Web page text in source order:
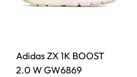
Adidas ZX 1K BOOST
2.0 W GW6869